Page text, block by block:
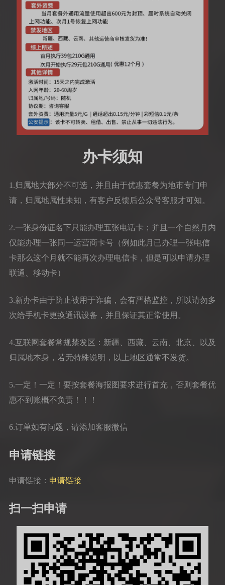
办卡须知
1.归属地大部分不可选，并且由于优惠套餐为地市专门申
请，归属地属性未知，有客户反馈后公众号客服才可知。
2.一张身份证名下只能办理五张电话卡；并且一个自然月内
仅能办理一张同一运营商卡号（例如此月已办理一张电信
卡那么这个月就不能再次办理电信卡，但是可以申请办理
联通、移动卡）
3.新办卡由于防止被用于诈骗，会有严格监控，所以请勿多
次给手机卡更换通讯设备，并且保证其正常使用。
4.互联网套餐常规禁发区：新疆、西藏、云南、北京、以及
归属地本身，若无特殊说明，以上地区通常不发货。
5.一定！一定！要按套餐海报图要求进行首充，否则套餐优
惠不到账概不负责！！！
6.订单如有问题，请添加客服微信
申请链接
申请链接： 申请链接
扫一扫申请